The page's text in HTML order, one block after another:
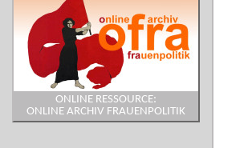
ONLINE RESSOURCE:
ONLINE ARCHIV FRAUENPOLITIK